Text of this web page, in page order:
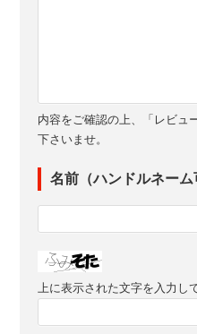
内容をご確認の上、「レビュ
下さいませ。
名前（ハンドルネーム
上に表示された文字を入力し